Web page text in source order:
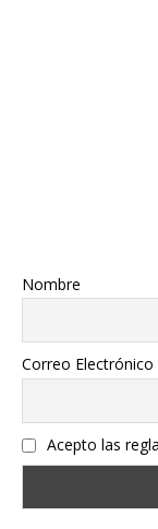
Nombre
Correo Electrónico
Acepto las